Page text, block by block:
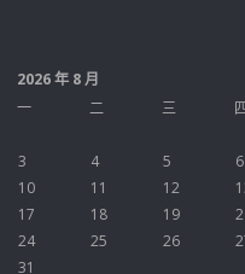
2026 年 8 月
一
二 三
3
4 5 6
10
11 12
17
18 19
24
25 26
31